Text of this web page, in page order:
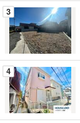
ー
ジ
に
保
存
す
る
3
4